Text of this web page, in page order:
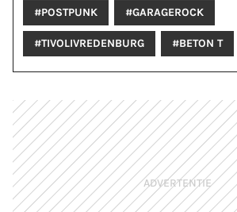
#POSTPUNK #GARAGEROCK
#TIVOLIVREDENBURG #BETON T
ADVERTENTIE